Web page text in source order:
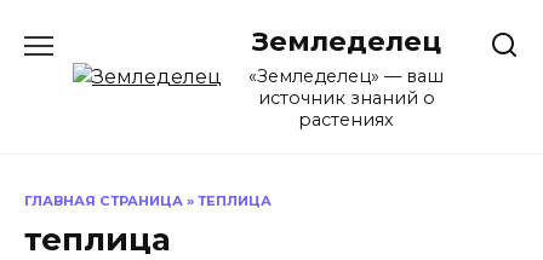
содержанию
Земледелец
«Земледелец» — ваш
источник знаний о
растениях
ГЛАВНАЯ СТРАНИЦА » ТЕПЛИЦА
теплица